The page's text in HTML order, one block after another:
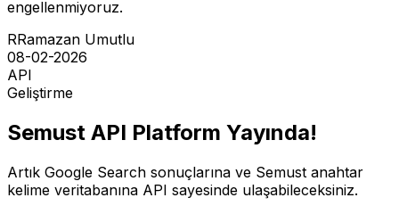
engellenmiyoruz.
RRamazan Umutlu
08-02-2026
API
Geliştirme
Semust API Platform Yayında!
Artık Google Search sonuçlarına ve Semust anahtar
kelime veritabanına API sayesinde ulaşabileceksiniz.